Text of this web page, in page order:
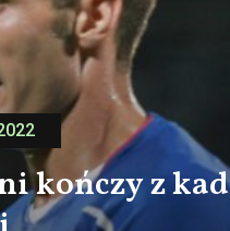
kończy z